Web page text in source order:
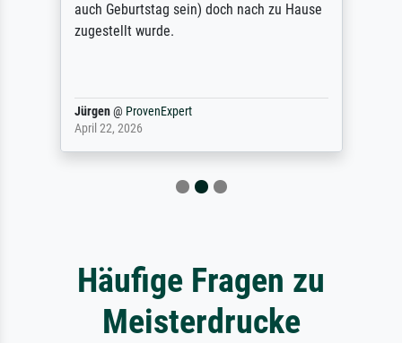
auch Geburtstag sein) doch nach zu Hause
zugestellt wurde.
Jürgen@ ProvenExpert
April 22, 2026
Häufige Fragen zu
Meisterdrucke